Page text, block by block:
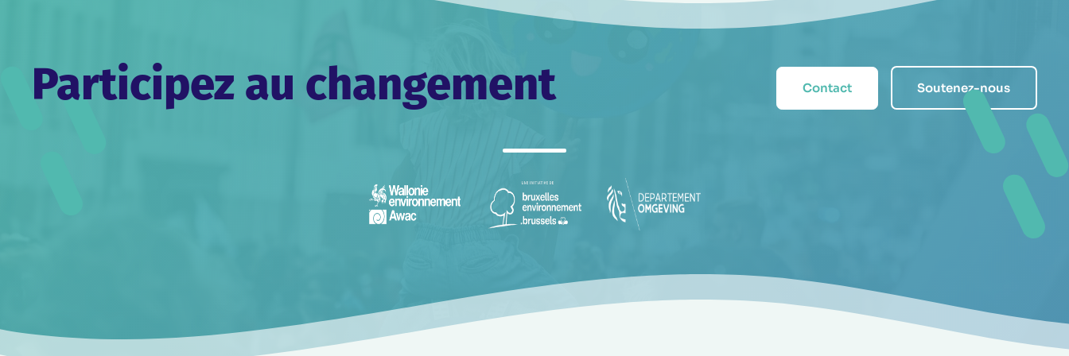
grâce à des années de mobilisation et de sensibilisation de longue haleine et au tournant massif des marches
pour le climat en 2018 et 2019 (si tu étais pas né ou enfant: on a été des dizaines de milliers de personnes, jeunes
pour nos responsables politiques)
Regarde ici Adélaïde Charlier t’explique ce que cela a eu comme impact.
De notre côté, la MARCHE CLIMAT tout le monde y va !
En tout cas, ça sert toujours plus que de rester dans ton lit ou ton canapé !
Participez au changement Contact Soutenez-nous